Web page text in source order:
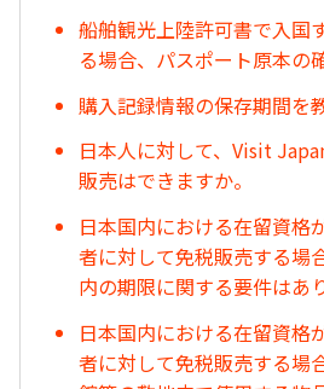
船舶観光上陸許可書で入国
る場合、パスポート原本の
購入記録情報の保存期間を
日本人に対して、Visit
販売はできますか。
日本国内における在留資格
者に対して免税販売する場
内の期限に関する要件はあ
日本国内における在留資格
者に対して免税販売する場